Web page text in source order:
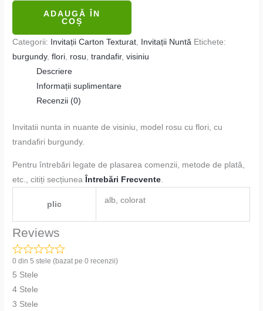
ADAUGĂ ÎN
COȘ
Categorii: Invitații Carton Texturat Invitații Nuntă Etichete:
burgundy,flori rosu ,trandafir,visiniu
Descriere
Informații suplimentare
Recenzii (0)
Invitatii nunta in nuante de visiniu, model rosu cu flori, cu
trandafiri burgundy.
Pentru întrebări legate de plasarea comenzii, metode de plată,
etc., citiți secțiunea
Întrebări Frecvente
plic alb, colorat
Reviews
0 din 5 stele (bazat pe 0 recenzii)
5 Stele
4 Stele
3 Stele